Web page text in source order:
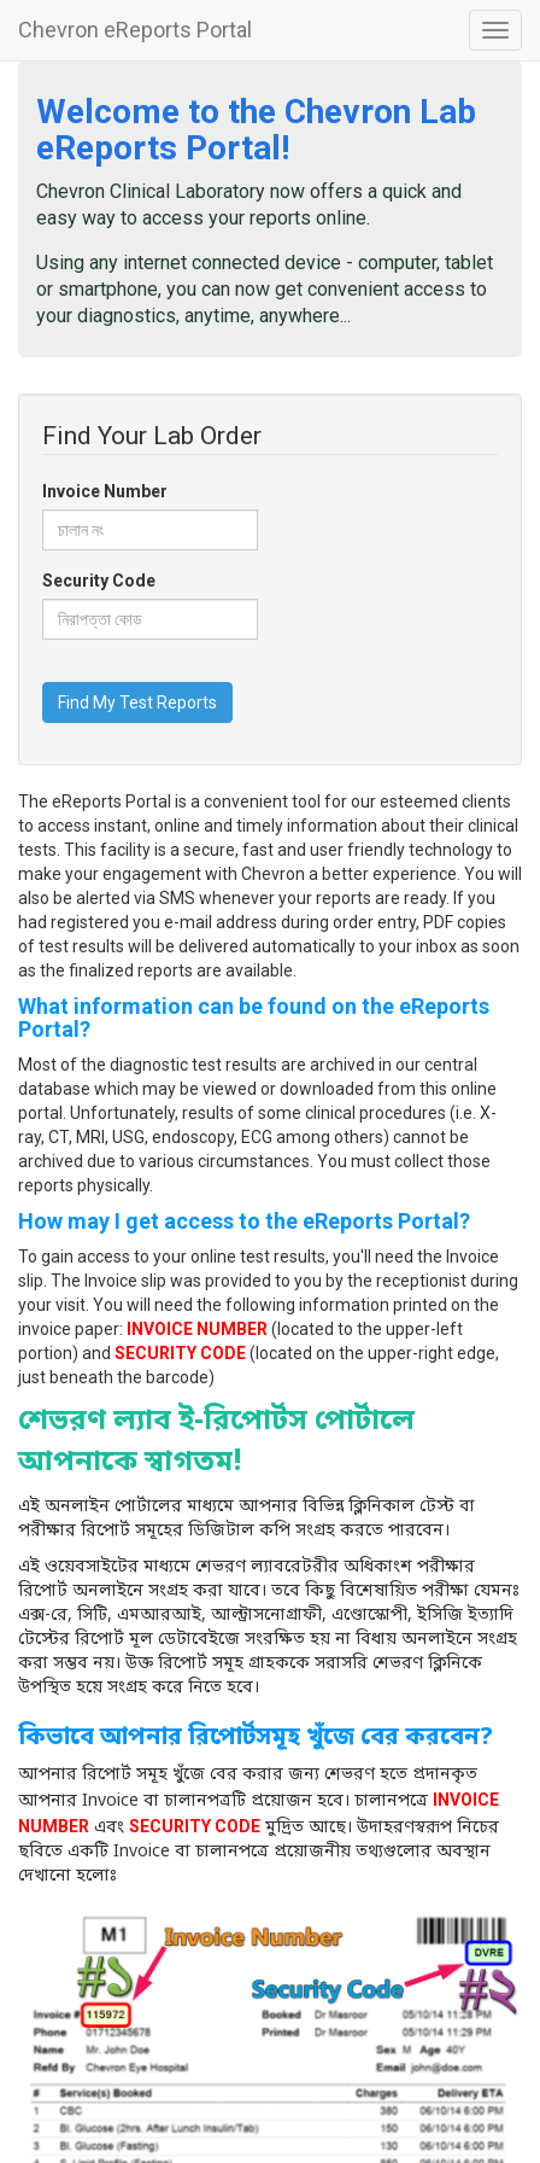
Chevron eReports Portal
Welcome to the Chevron Lab
eReports Portal!
Chevron Clinical Laboratory now offers a quick and
easy way to access your reports online.
Using any internet connected device - computer, tablet
or smartphone, you can now get convenient access to
your diagnostics, anytime, anywhere...
Find Your Lab Order
Invoice Number
Security Code
Find My Test Reports
The eReports Portal is a convenient tool for our esteemed clients
to access instant, online and timely information about their clinical
tests. This facility is a secure, fast and user friendly technology to
make your engagement with Chevron a better experience. You will
also be alerted via SMS whenever your reports are ready. If you
had registered you e-mail address during order entry, PDF copies
of test results will be delivered automatically to your inbox as soon
as the finalized reports are available.
What information can be found on the eReports
Portal?
Most of the diagnostic test results are archived in our central
database which may be viewed or downloaded from this online
portal. Unfortunately, results of some clinical procedures (i.e. X-
ray, CT, MRI, USG, endoscopy, ECG among others) cannot be
archived due to various circumstances. You must collect those
reports physically.
How may I get access to the eReports Portal?
To gain access to your online test results, you'll need the Invoice
slip. The Invoice slip was provided to you by the receptionist during
your visit. You will need the following information printed on the
invoice paper:
INVOICE NUMBER (located to the upper-left
portion) and SECURITY CODE(located on the upper-right edge,
just beneath the barcode)
শেভরণ ল্যাব ই-রিপোর্টস পোর্টালে
আপনাকে স্বাগতম!
এই অনলাইন পোর্টালের মাধ্যমে আপনার বিভিন্ন ক্লিনিকাল টেস্ট বা
পরীক্ষার রিপোর্ট সমূহের ডিজিটাল কপি সংগ্রহ করতে পারবেন।
এই ওয়েবসাইটের মাধ্যমে শেভরণ ল্যাবরেটরীর অধিকাংশ পরীক্ষার
রিপোর্ট অনলাইনে সংগ্রহ করা যাবে। তবে কিছু বিশেষায়িত পরীক্ষা যেমনঃ
এক্স-রে, সিটি, এমআরআই, আল্ট্রাসনোগ্রাফী, এণ্ডোস্কোপী, ইসিজি ইত্যাদি
টেস্টের রিপোর্ট মূল ডেটাবেইজে সংরক্ষিত হয় না বিধায় অনলাইনে সংগ্রহ
করা সম্ভব নয়। উক্ত রিপোর্ট সমূহ গ্রাহককে সরাসরি শেভরণ ক্লিনিকে
উপস্থিত হয়ে সংগ্রহ করে নিতে হবে।
কিভাবে আপনার রিপোর্টসমূহ খুঁজে বের করবেন?
আপনার রিপোর্ট সমূহ খুঁজে বের করার জন্য শেভরণ হতে প্রদানকৃত
আপনার Invoice বা চালানপত্রটি প্রয়োজন হবে। চালানপত্রে
INVOICE
NUMBER এবং SECURITY CODE মুদ্রিত আছে। উদাহরণস্বরূপ নিচের
ছবিতে একটি Invoice বা চালানপত্রে প্রয়োজনীয় তথ্যগুলোর অবস্থান
দেখানো হলোঃ